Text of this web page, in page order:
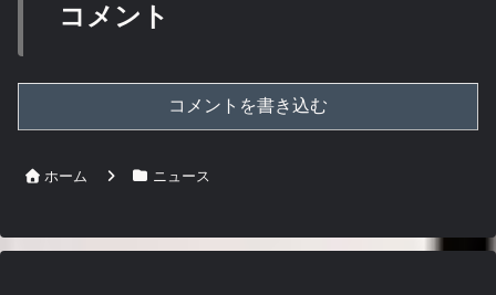
コメント
コメントを書き込む
ホーム ニュース